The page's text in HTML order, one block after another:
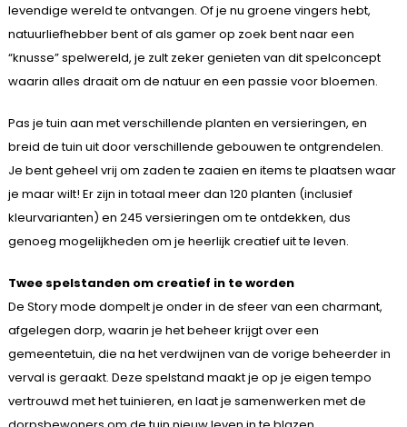
levendige wereld te ontvangen. Of je nu groene vingers hebt,
natuurliefhebber bent of als gamer op zoek bent naar een
“knusse” spelwereld, je zult zeker genieten van dit spelconcept
waarin alles draait om de natuur en een passie voor bloemen.
Pas je tuin aan met verschillende planten en versieringen, en
breid de tuin uit door verschillende gebouwen te ontgrendelen.
Je bent geheel vrij om zaden te zaaien en items te plaatsen waar
je maar wilt! Er zijn in totaal meer dan 120 planten (inclusief
kleurvarianten) en 245 versieringen om te ontdekken, dus
genoeg mogelijkheden om je heerlijk creatief uit te leven.
Twee spelstanden om creatief in te worden
De Story mode dompelt je onder in de sfeer van een charmant,
afgelegen dorp, waarin je het beheer krijgt over een
gemeentetuin, die na het verdwijnen van de vorige beheerder in
verval is geraakt. Deze spelstand maakt je op je eigen tempo
vertrouwd met het tuinieren, en laat je samenwerken met de